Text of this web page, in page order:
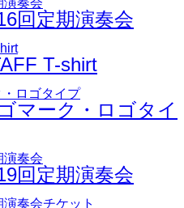
回定期演奏会
T-shirt
マーク・ロゴタイ
回定期演奏会